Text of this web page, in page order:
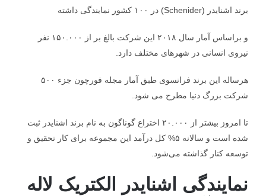
برند اشنایدر (Schenider) در ۱۰۰ کشور نمایندگی داشته
و براساس آمار سال ۲۰۱۸ این شرکت بالغ بر از ۱۵۰.۰۰۰ نفر
نیروی انسانی در شهرهای مختلف دارد.
هرساله این برند فرانسوی طبق آمار مجله فورچون جزء ۵۰۰
شرکت بزرگ دنیا مطرح می شود.
تا امروز بیشتر از ۲۰.۰۰۰ اختراع گوناگون به نام برند اشنایدر ثبت
شده است و سالانه ۵% کل درآمد این مجموعه برای کار تحقیق و
توسعه کنار گذاشته می‌شود.
نمایندگی اشنایدر الکتریک لاله